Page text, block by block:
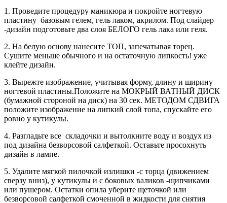
1. Проведите процедуру маникюра и покройте ногтевую
пластину базовым гелем, гель лаком, акрилом. Под слайдер
-дизайн подготовьте два слоя БЕЛОГО гель лака или геля.
2. На белую основу нанесите ТОП, запечатывая торец.
Сушите меньше обычного и на остаточную липкость! уже
клейте дизайн.
3. Вырежте изображение, учитывая форму, длину и ширину
ногтевой пластины.Положите на МОКРЫЙ ВАТНЫЙ ДИСК
(бумажной стороной на диск) на 30 сек. МЕТОДОМ СДВИГА
положите изображение на липкий слой топа, спускайте его
ровно у кутикулы.
4. Разгладьте все складочки и вытолкните воду и воздух из
под дизайна безворсовой салфеткой. Оставьте просохнуть
дизайн в лампе.
5. Удалите мягкой пилочкой излишки -с торца (движением
сверзу вниз), у кутикулы и с боковых валиков -щипчиками
или пушером. Остатки опила уберите щеточкой или
безворсовой салфеткой смоченной в жидкости для снятия